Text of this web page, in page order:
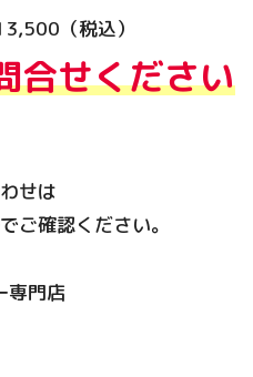
（税込）
合せください
せは
ご確認ください。
専門店